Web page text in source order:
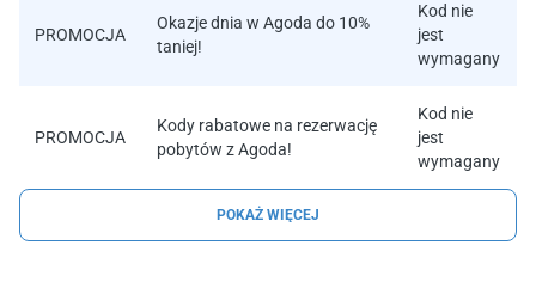
PROMOCJA
Okazje dnia w Agoda do 10%
taniej!
Kod nie
jest
wymagany
PROMOCJA
Kody rabatowe na rezerwację
pobytów z Agoda!
Kod nie
jest
wymagany
POKAŻ WIĘCEJ